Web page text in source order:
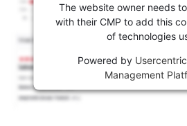
The website owner needs
with their CMP to add this
of technologies
Powered by
Management